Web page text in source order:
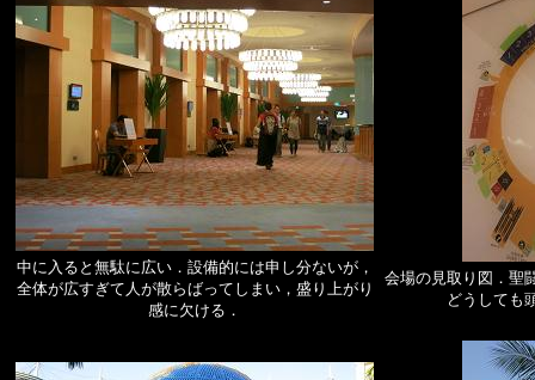
中に入ると無駄に広い．設備的には申し分ないが，
全体が広すぎて人が散らばってしまい，盛り上がり
感に欠ける．
会場の見取り図．聖
どうしても